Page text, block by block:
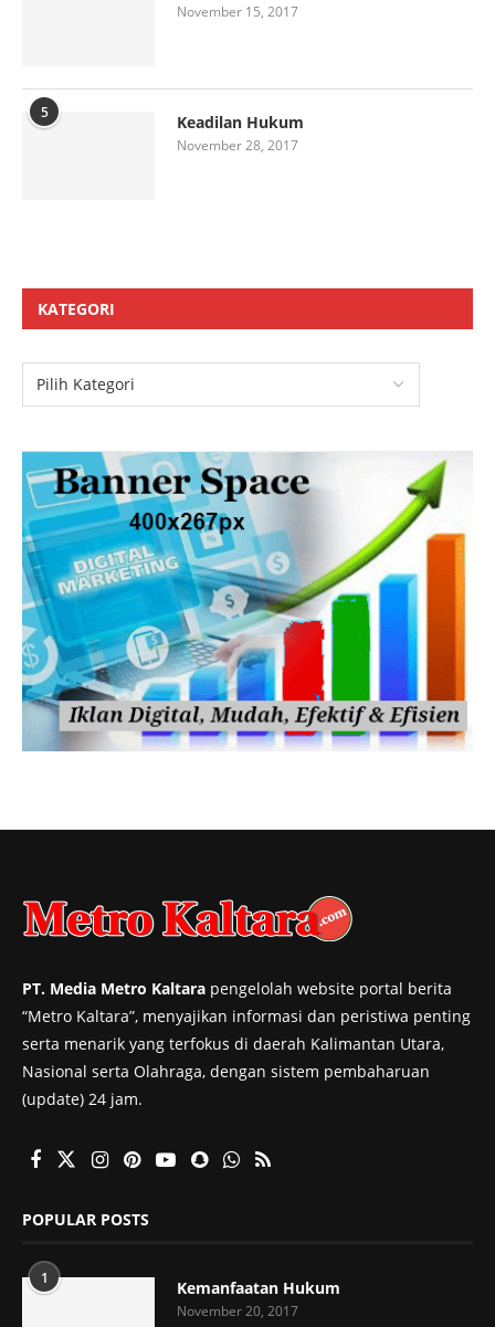
November 15, 2017
5 Keadilan Hukum
November 28, 2017
KATEGORI
PT. Media Metro Kaltara pengelolah website portal berita
“Metro Kaltara”, menyajikan informasi dan peristiwa penting
serta menarik yang terfokus di daerah Kalimantan Utara,
Nasional serta Olahraga, dengan sistem pembaharuan
(update) 24 jam.
POPULAR POSTS
1 Kemanfaatan Hukum
November 20, 2017